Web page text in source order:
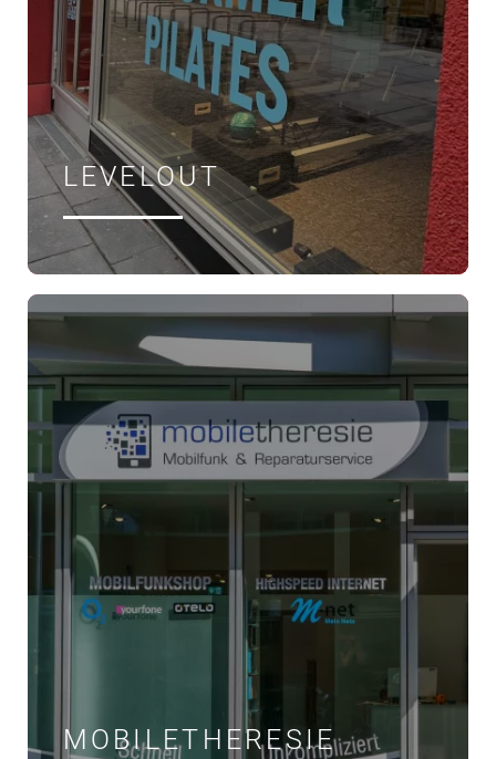
LEVELOUT
ÖFFNUNGSZEITEN
MOBILETHERESIE